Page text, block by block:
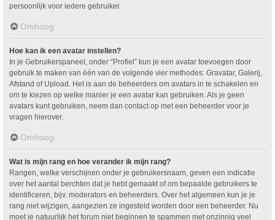
persoonlijk voor iedere gebruiker.
Omhoog
Hoe kan ik een avatar instellen?
In je Gebruikerspaneel, onder “Profiel” kun je een avatar toevoegen door
gebruik te maken van één van de volgende vier methodes: Gravatar, Galerij,
Afstand of Upload. Het is aan de beheerders om avatars in te schakelen en
om te kiezen op welke manier je een avatar kan gebruiken. Als je geen
avatars kunt gebruiken, neem dan contact op met een beheerder voor je
vragen hierover.
Omhoog
Wat is mijn rang en hoe verander ik mijn rang?
Rangen, welke verschijnen onder je gebruikersnaam, geven een indicatie
over het aantal berchten dat je hebt gemaakt of om bepaalde gebruikers te
identificeren, bijv. moderators en beheerders. Over het algemeen kun je je
rang niet wijzigen, aangezien ze ingesteld worden door een beheerder. Nu
moet je natuurlijk het forum niet beginnen te spammen met onzinnig veel